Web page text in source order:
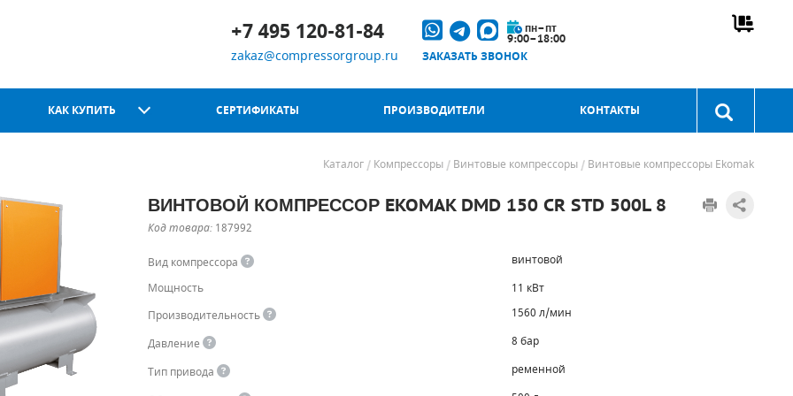
+7 495 120-81-84
zakaz@compressorgroup.ru
пн–пт
9:00–18:00
ЗАКАЗАТЬ ЗВОНОК
КАК КУПИТЬ СЕРТИФИКАТЫ ПРОИЗВОДИТЕЛИ КОНТАКТЫ
Каталог Компрессоры Винтовые компрессоры Винтовые компрессоры Ekomak
ВИНТОВОЙ КОМПРЕССОР EKOMAK DMD 150 CR STD 500L 8
Код товара: 187992
Вид компрессора
винтовой
Мощность
11 кВт
Производительность
1560 л/мин
Давление
8 бар
Тип привода
ременной